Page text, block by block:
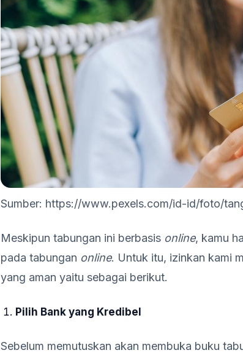
Sumber: https://www.pexels.com/id-id/foto/
Meskipun tabungan ini berbasis online, kamu
pada tabungan online. Untuk itu, izinkan kami
yang aman yaitu sebagai berikut.
Pilih Bank yang Kredibel
Sebelum memutuskan akan membuka buku